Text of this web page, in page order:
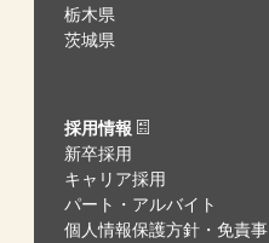
栃木県
茨城県
採用情報
新卒採用
キャリア採用
パート・アルバイト
個人情報保護方針・免責事